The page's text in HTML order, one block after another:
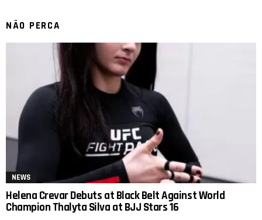
NÃO PERCA
NEWS
Helena Crevar Debuts at Black Belt Against World
Champion Thalyta Silva at BJJ Stars 16